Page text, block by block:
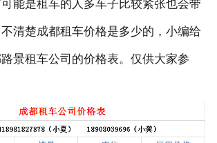
关于我们
联系我们
能是租车的人多车子比较紧张也会带
清楚成都租车价格是多少的，小编给
景租车公司的价格表。仅供大家参